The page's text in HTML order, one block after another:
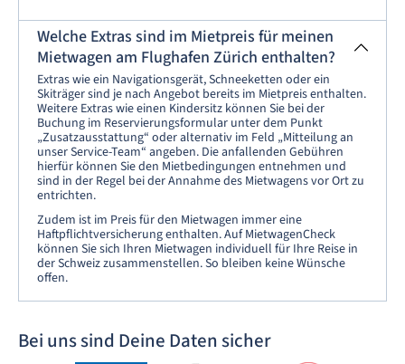
Welche Extras sind im Mietpreis für meinen
Mietwagen am Flughafen Zürich enthalten?
Extras wie ein Navigationsgerät, Schneeketten oder ein
Skiträger sind je nach Angebot bereits im Mietpreis enthalten.
Weitere Extras wie einen Kindersitz können Sie bei der
Buchung im Reservierungsformular unter dem Punkt
„Zusatzausstattung“ oder alternativ im Feld „Mitteilung an
unser Service-Team“ angeben. Die anfallenden Gebühren
hierfür können Sie den Mietbedingungen entnehmen und
sind in der Regel bei der Annahme des Mietwagens vor Ort zu
entrichten.
Zudem ist im Preis für den Mietwagen immer eine
Haftpflichtversicherung enthalten. Auf MietwagenCheck
können Sie sich Ihren Mietwagen individuell für Ihre Reise in
der Schweiz zusammenstellen. So bleiben keine Wünsche
offen.
Bei uns sind Deine Daten sicher